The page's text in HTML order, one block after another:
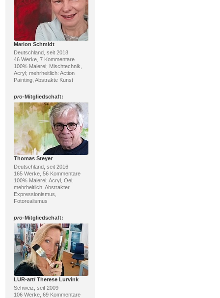
Marion Schmidt
Deutschland, seit 2018
46 Werke, 7 Kommentare
100% Malerei; Mischtechnik,
Acryl; mehrheitlich: Action
Painting, Abstrakte Kunst
pro-Mitgliedschaft:
Thomas Steyer
Deutschland, seit 2016
165 Werke, 56 Kommentare
100% Malerei; Acryl, Oel;
mehrheitlich: Abstrakter
Expressionismus,
Fotorealismus
pro-Mitgliedschaft:
LUR-art/ Therese Lurvink
Schweiz, seit 2009
106 Werke, 69 Kommentare